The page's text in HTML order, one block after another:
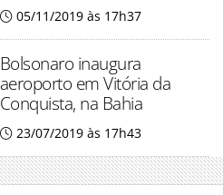
05/11/2019 às 17h37
Bolsonaro inaugura
aeroporto em Vitória da
Conquista, na Bahia
23/07/2019 às 17h43